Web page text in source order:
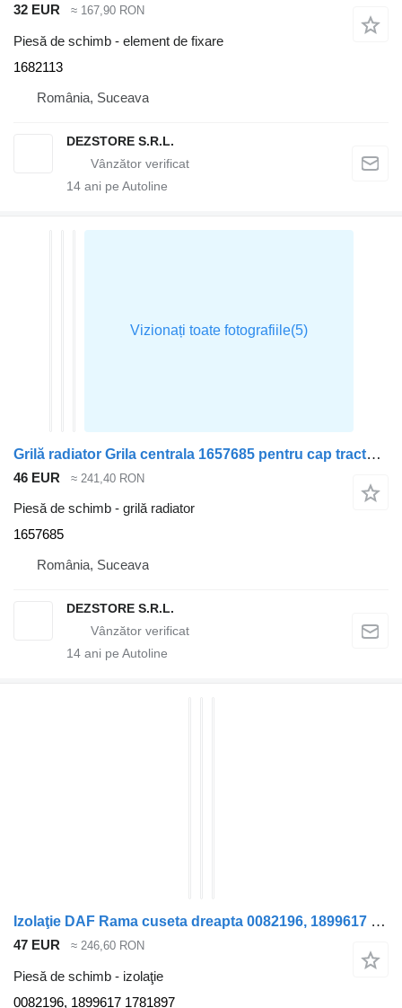
32 EUR ≈ 167,90 RON
Piesă de schimb - element de fixare
1682113
România, Suceava
DEZSTORE S.R.L.
14 ani pe Autoline
Grilă radiator Grila centrala 1657685 pentru cap tractor DAF CF85
46 EUR ≈ 241,40 RON
Piesă de schimb - grilă radiator
1657685
România, Suceava
DEZSTORE S.R.L.
14 ani pe Autoline
Izolaţie DAF Rama cuseta dreapta 0082196, 1899617 pentru cap tractor DAF CF85
47 EUR ≈ 246,60 RON
Piesă de schimb - izolaţie
0082196, 1899617 1781897